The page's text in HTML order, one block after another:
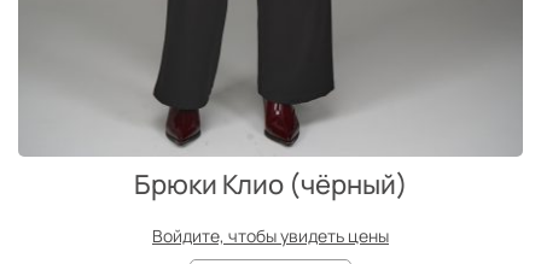
Брюки Клио (чёрный)
Войдите, чтобы увидеть цены